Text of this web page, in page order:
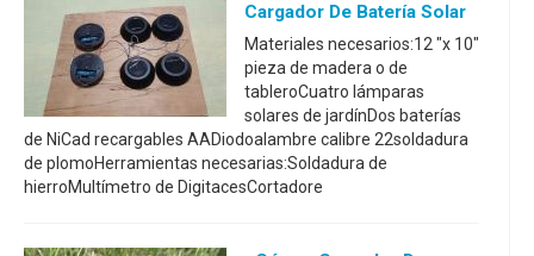
Cargador De Batería Solar
Materiales necesarios:12 "x 10"
pieza de madera o de
tableroCuatro lámparas
solares de jardínDos baterías
de NiCad recargables AADiodoalambre calibre 22soldadura
de plomoHerramientas necesarias:Soldadura de
hierroMultímetro de DigitacesCortadore